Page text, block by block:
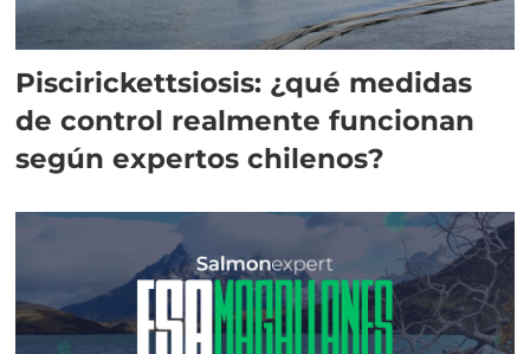
Piscirickettsiosis: ¿qué medidas
de control realmente funcionan
según expertos chilenos?